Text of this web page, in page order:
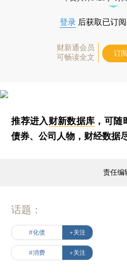
登录 后获取已订
财新通会员
可畅读全文
订
推荐进入财新数据库 ，可
债券、公司人物，财经数据
责任编
话题：
#化债 +关注
#消费 +关注